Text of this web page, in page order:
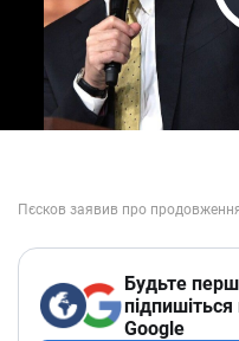
Будьте
Google